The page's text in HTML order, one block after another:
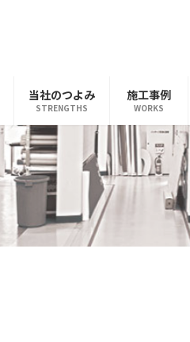
当社のつよみ
STRENGTHS
施工事例
WORKS